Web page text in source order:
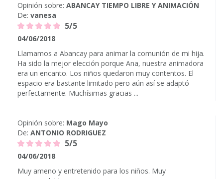
Opinión sobre: ABANCAY TIEMPO LIBRE Y ANIMACIÓN
De: vanesa
5/5
04/06/2018
Llamamos a Abancay para animar la comunión de mi hija.
Ha sido la mejor elección porque Ana, nuestra animadora
era un encanto. Los niños quedaron muy contentos. El
espacio era bastante limitado pero aún así se adaptó
perfectamente. Muchísimas gracias ...
Opinión sobre: Mago Mayo
De: ANTONIO RODRIGUEZ
5/5
04/06/2018
Muy ameno y entretenido para los niños. Muy